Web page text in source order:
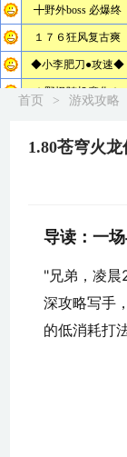
首页 > 游戏攻略
1.80苍穹火
导读：一
"兄弟，凌
深攻略写手
的低消耗打